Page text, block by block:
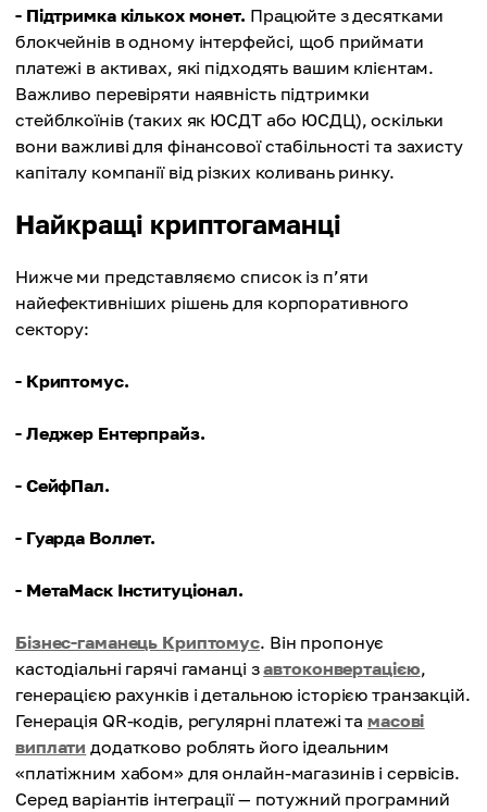
- Підтримка кількох монет. Працюйте з десятками
блокчейнів в одному інтерфейсі, щоб приймати
платежі в активах, які підходять вашим клієнтам.
Важливо перевіряти наявність підтримки
стейблкоїнів (таких як ЮСДТ або ЮСДЦ), оскільки
вони важливі для фінансової стабільності та захисту
капіталу компанії від різких коливань ринку.
Найкращі криптогаманці
Нижче ми представляємо список із п’яти
найефективніших рішень для корпоративного
сектору:
- Криптомус.
- Леджер Ентерпрайз.
- СейфПал.
- Гуарда Воллет.
- МетаМаск Інституціонал.
Бізнес-гаманець Криптомус. Він пропонує
кастодіальні гарячі гаманці завтоконвертацією,
генерацією рахунків і детальною історією транзакцій.
Генерація QR-кодів, регулярні платежі тамасові
виплати додатково роблять його ідеальним
«платіжним хабом» для онлайн-магазинів і сервісів.
Серед варіантів інтеграції — потужний програмний